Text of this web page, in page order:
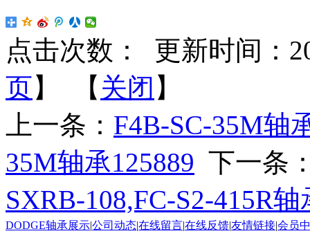
点击次数：
更新时间：
页】 【 关闭 】
上一条： F4B-SC-35M轴
35M轴承125889 下一条
SXRB-108,FC-S2-415R轴
DODGE轴承展示|公司动态|在线留言|在线反馈|友情链接|会员